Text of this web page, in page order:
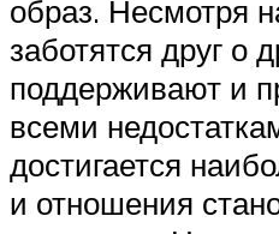
образ. Несмотря
заботятся друг о
поддерживают и
всеми
достигается
и отношения